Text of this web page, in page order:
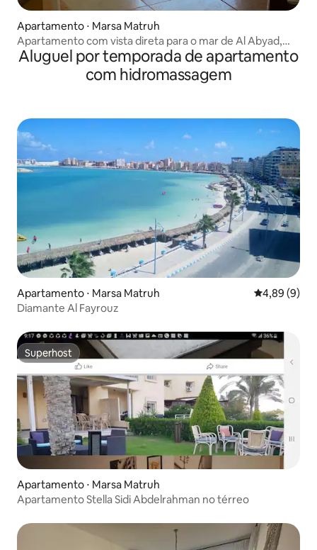
Apartamento ⋅ Marsa Matruh
Apartamento com vista direta para o mar de Al Abyad,
dois quartos e dois banheiros
Aluguel por temporada de apartamento
com hidromassagem
Apartamento ⋅ Marsa Matruh 4,89 de uma
4,89 (9)
Diamante Al Fayrouz
Superhost
Superhost
Apartamento ⋅ Marsa Matruh
Apartamento Stella Sidi Abdelrahman no térreo